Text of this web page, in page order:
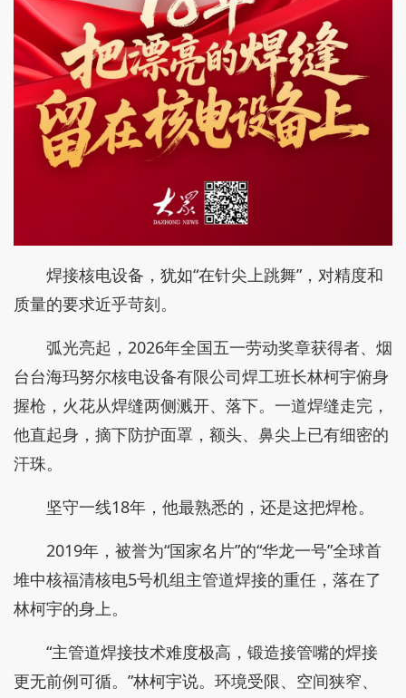
焊接核电设备，犹如“在针尖上跳舞”，对精度和
质量的要求近乎苛刻。
弧光亮起，2026年全国五一劳动奖章获得者、烟
台台海玛努尔核电设备有限公司焊工班长林柯宇俯身
握枪，火花从焊缝两侧溅开、落下。一道焊缝走完，
他直起身，摘下防护面罩，额头、鼻尖上已有细密的
汗珠。
坚守一线18年，他最熟悉的，还是这把焊枪。
2019年，被誉为“国家名片”的“华龙一号”全球首
堆中核福清核电5号机组主管道焊接的重任，落在了
林柯宇的身上。
“主管道焊接技术难度极高，锻造接管嘴的焊接
更无前例可循。”林柯宇说。环境受限、空间狭窄、